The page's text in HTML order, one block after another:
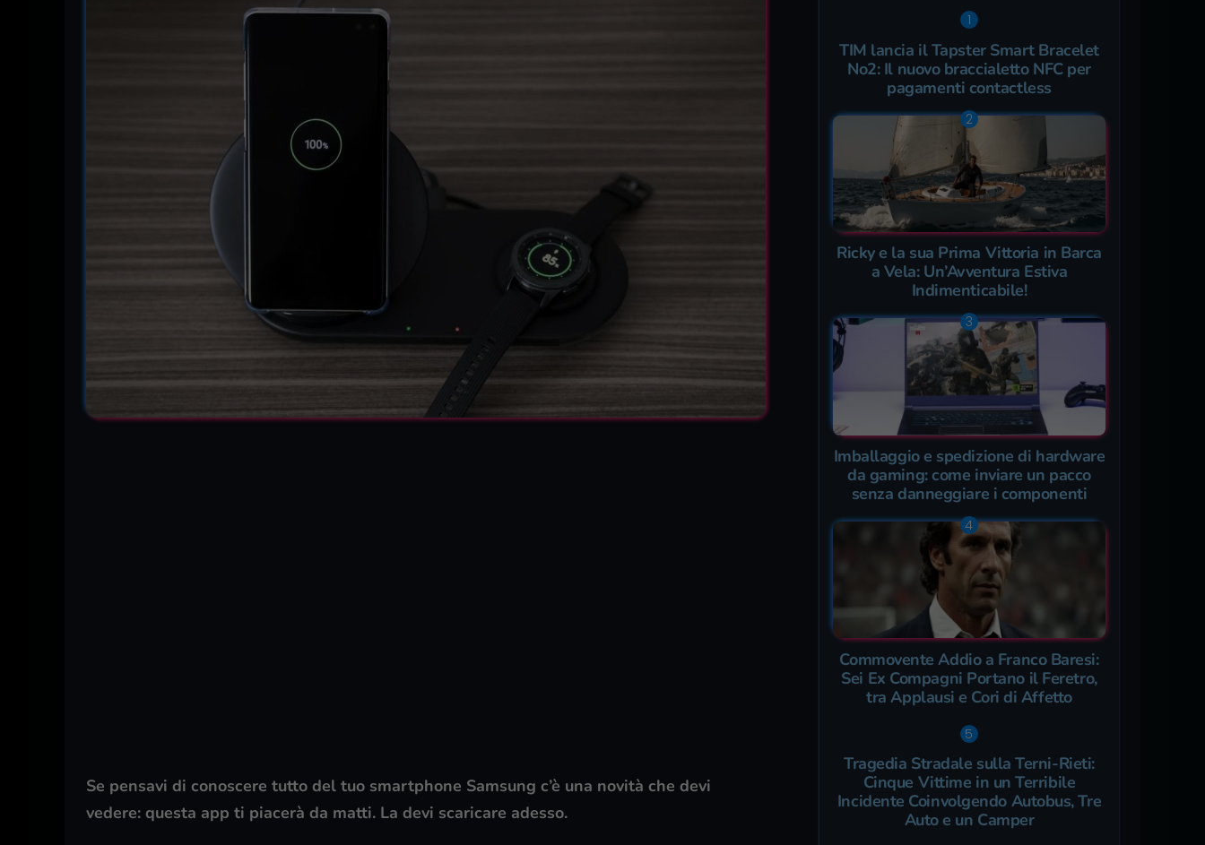
Se pensavi di conoscere tutto del tuo smartphone Samsung c’è una novità che devi
vedere: questa app ti piacerà da matti. La devi scaricare adesso.
TIM lancia il Tapster Smart Bracelet
No2: Il nuovo braccialetto NFC per
pagamenti contactless
Ricky e la sua Prima Vittoria in Barca
a Vela: Un’Avventura Estiva
Indimenticabile!
Imballaggio e spedizione di hardware
da gaming: come inviare un pacco
senza danneggiare i componenti
Commovente Addio a Franco Baresi:
Sei Ex Compagni Portano il Feretro,
tra Applausi e Cori di Affetto
Tragedia Stradale sulla Terni-Rieti:
Cinque Vittime in un Terribile
Incidente Coinvolgendo Autobus, Tre
Auto e un Camper